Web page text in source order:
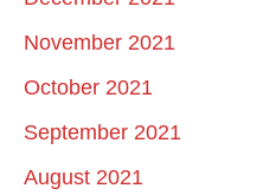
November 2021
October 2021
September 2021
August 2021